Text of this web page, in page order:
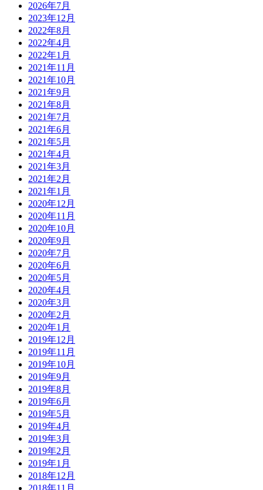
2026年7月
2023年12月
2022年8月
2022年4月
2022年1月
2021年11月
2021年10月
2021年9月
2021年8月
2021年7月
2021年6月
2021年5月
2021年4月
2021年3月
2021年2月
2021年1月
2020年12月
2020年11月
2020年10月
2020年9月
2020年7月
2020年6月
2020年5月
2020年4月
2020年3月
2020年2月
2020年1月
2019年12月
2019年11月
2019年10月
2019年9月
2019年8月
2019年6月
2019年5月
2019年4月
2019年3月
2019年2月
2019年1月
2018年12月